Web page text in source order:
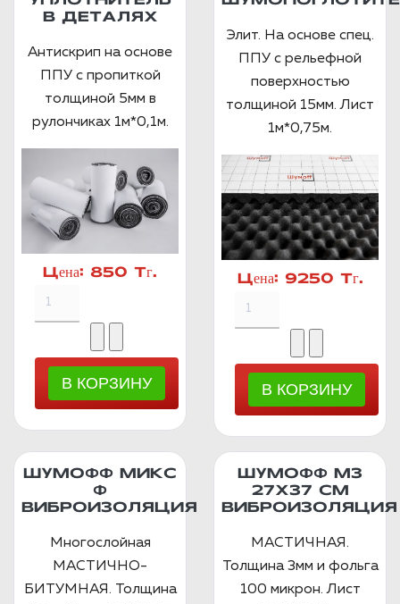
В ДЕТАЛЯХ
Антискрип на основе
ППУ с пропиткой
толщиной 5мм в
рулончиках 1м*0,1м.
Цена: 850 Тг.
Элит. На основе спец.
ППУ с рельефной
поверхностью
толщиной 15мм. Лист
1м*0,75м.
Цена: 9250 Тг.
ШУМОФФ МИКС
Ф
ВИБРОИЗОЛЯЦИЯ
Многослойная
МАСТИЧНО-
БИТУМНАЯ. Толщина
ШУМОФФ М3
27Х37 СМ
ВИБРОИЗОЛЯЦИЯ
МАСТИЧНАЯ.
Толщина 3мм и фольга
100 микрон. Лист